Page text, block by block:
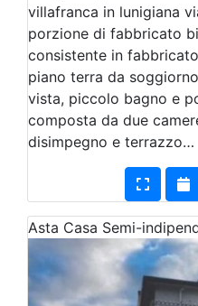
villafranca in lunigiana
porzione di fabbricato
consistente in
piano terra da
vista, piccolo bagno e
composta da due
disimpegno e terrazzo…
Asta Casa Semi-